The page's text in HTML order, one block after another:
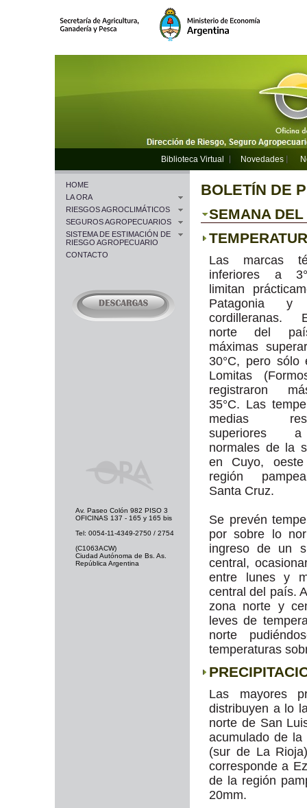
Biblioteca Virtual Novedades
HOME
LA ORA
RIESGOS AGROCLIMÁTICOS
SEGUROS AGROPECUARIOS
SISTEMA DE ESTIMACIÓN DE
RIESGO AGROPECUARIO
CONTACTO
BOLETÍN DE
SEMANA
Las marcas
inferiores a
limitan
Patagonia y
cordilleranas.
norte del
máximas
30°C, pero sólo
Lomitas
registraron
35°C. Las
medias
superiores
normales de la
en Cuyo,
región
Santa Cruz.
Se prevén
por sobre lo
ingreso de un
central,
entre lunes y
central del país.
zona norte y
leves de
norte
temperaturas
Las mayores
distribuyen a lo
norte de San
acumulado de la
(sur de La
corresponde a
de la región
20mm.
Av. Paseo Colón 982 PISO 3
OFICINAS 137 - 165 y 165 bis
Tel: 0054-11-4349-2750 / 2754
(C1063ACW)
Ciudad Autónoma de Bs. As.
República Argentina